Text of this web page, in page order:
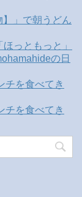
」で朝うどん
ほっともっと」
の日
チを食べてき
チを食べてき